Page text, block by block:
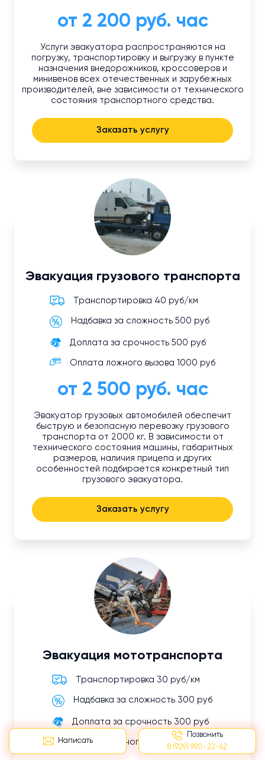
Написать
Позвонить
8 (929) 990-22-62
от 2 200 руб. час
Услуги эвакуатора распространяются на
погрузку, транспортировку и выгрузку в пункте
назначения внедорожников, кроссоверов и
минивенов всех отечественных и зарубежных
производителей, вне зависимости от технического
состояния транспортного средства.
Заказать услугу
Эвакуация грузового транспорта
Транспортировка 40 руб/км
Надбавка за сложность 500 руб
Доплата за срочность 500 руб
Оплата ложного вызова 1000 руб
от 2 500 руб. час
Эвакуатор грузовых автомобилей обеспечит
быструю и безопасную перевозку грузового
транспорта от 2000 кг. В зависимости от
технического состояния машины, габаритных
размеров, наличия прицепа и других
особенностей подбирается конкретный тип
грузового эвакуатора.
Заказать услугу
Эвакуация мототранспорта
Транспортировка 30 руб/км
Надбавка за сложность 300 руб
Доплата за срочность 300 руб
Оплата ложного вызова 500 руб